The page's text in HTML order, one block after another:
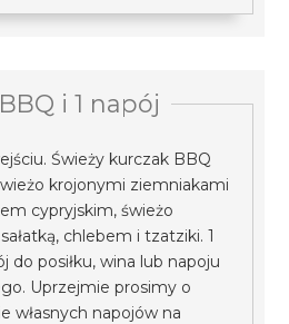
i 1 napój
Świeży kurczak BBQ
krojonymi ziemniakami
cypryjskim, świeżo
chlebem i tzatziki. 1
do posiłku, wina lub napoju
Uprzejmie prosimy o
własnych napojów na